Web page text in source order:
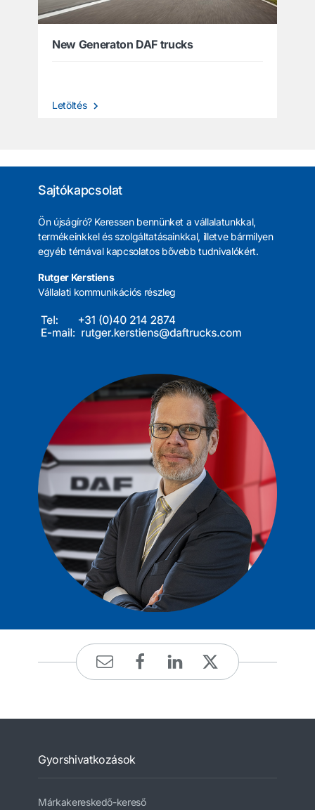
New Generaton DAF trucks
Letöltés
Sajtókapcsolat
Ön újságíró? Keressen bennünket a vállalatunkkal,
termékeinkkel és szolgáltatásainkkal, illetve bármilyen
egyéb témával kapcsolatos bővebb tudnivalókért.
Rutger Kerstiens
Vállalati kommunikációs részleg
Gyorshivatkozások
Márkakereskedő-kereső